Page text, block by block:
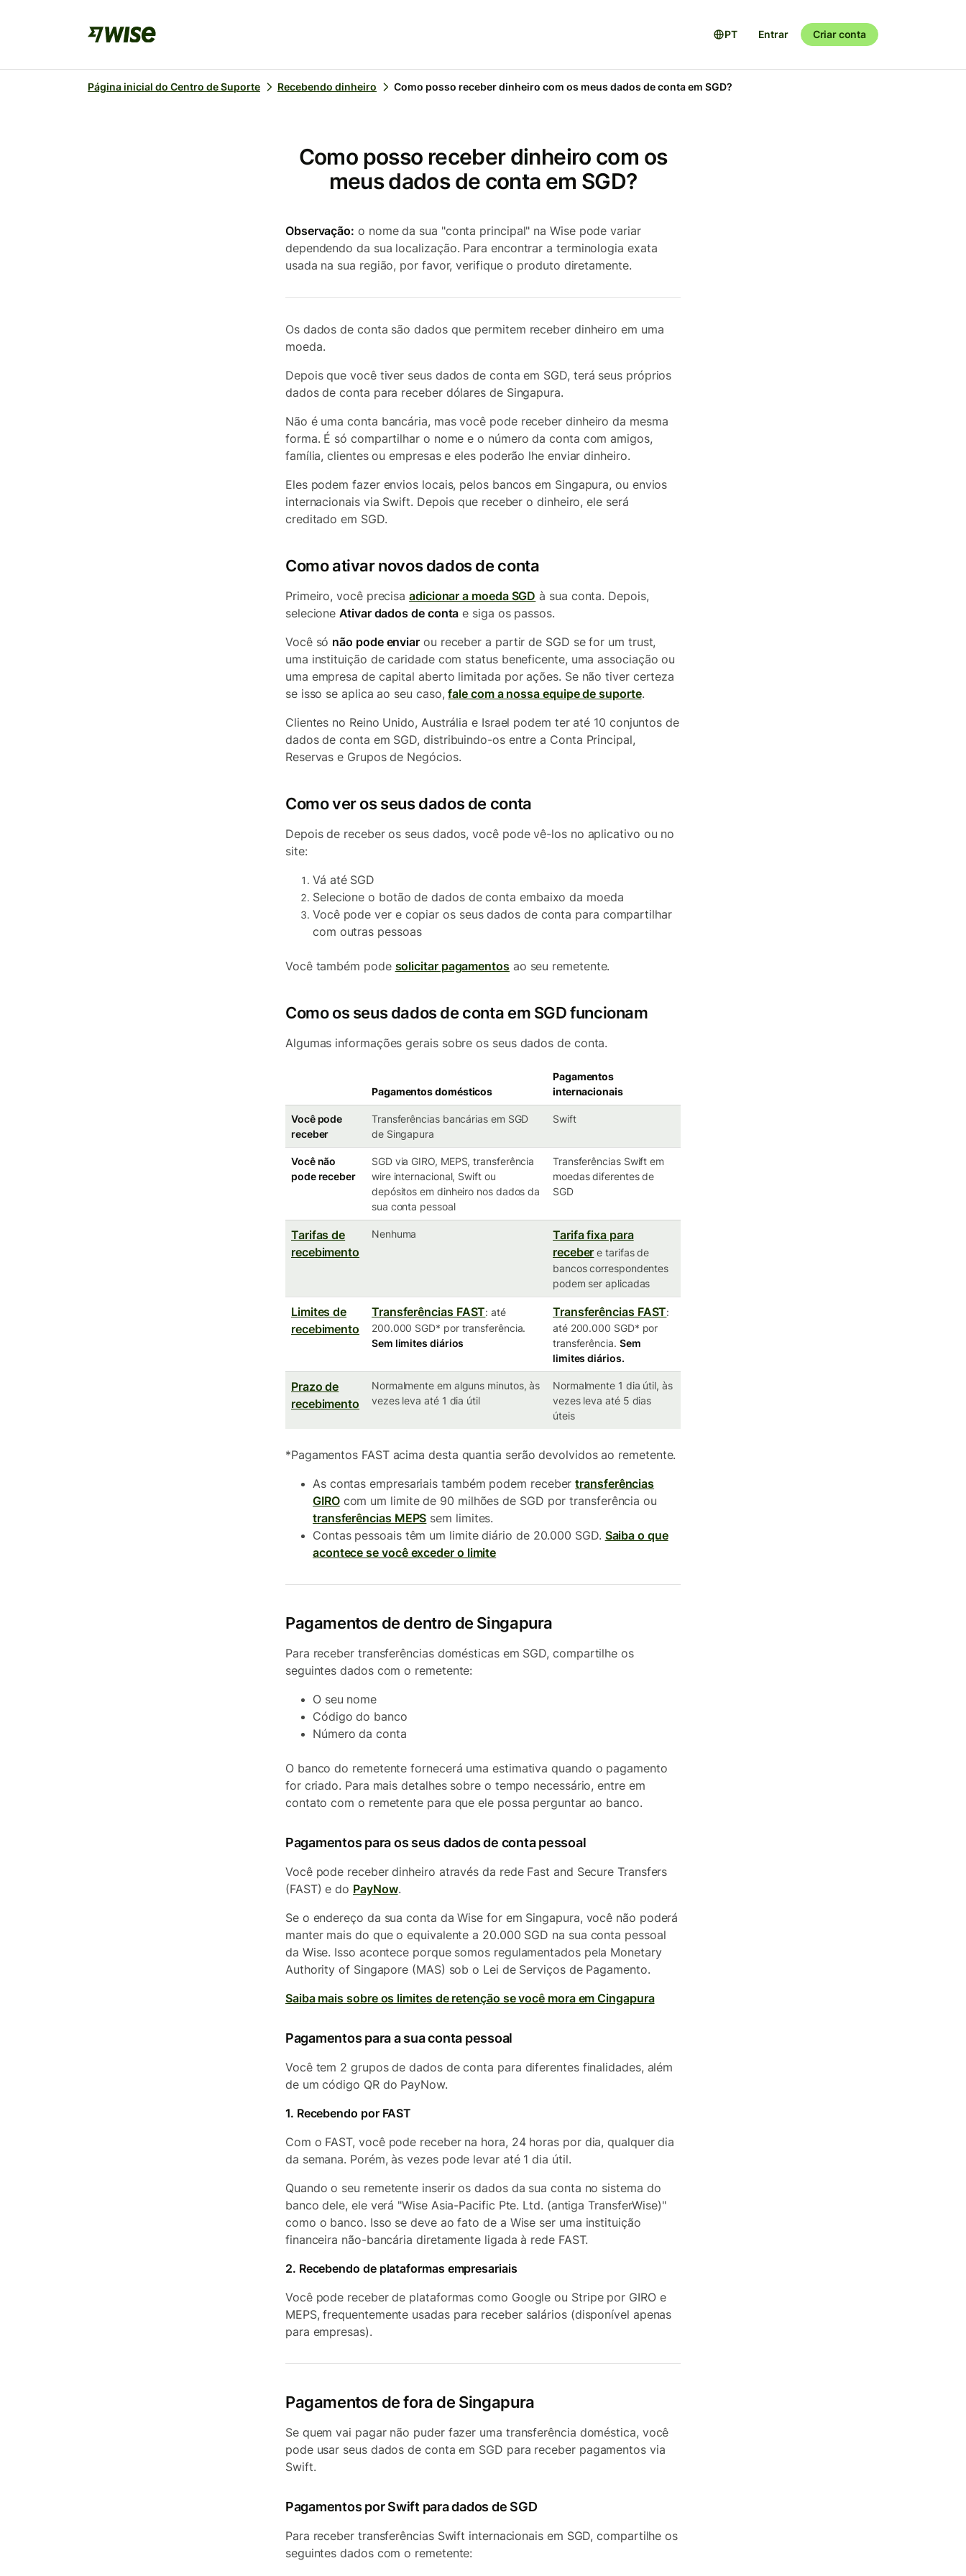
PT Entrar Criar conta
Página inicial do Centro de Suporte Recebendo dinheiro Como posso receber dinheiro com os meus dados de conta em SGD?
Como posso receber dinheiro com os
meus dados de conta em SGD?
Observação: o nome da sua "conta principal" na Wise pode variar
dependendo da sua localização. Para encontrar a terminologia exata
usada na sua região, por favor, verifique o produto diretamente.
Os dados de conta são dados que permitem receber dinheiro em uma
moeda.
Depois que você tiver seus dados de conta em SGD, terá seus próprios
dados de conta para receber dólares de Singapura.
Não é uma conta bancária, mas você pode receber dinheiro da mesma
forma. É só compartilhar o nome e o número da conta com amigos,
família, clientes ou empresas e eles poderão lhe enviar dinheiro.
Eles podem fazer envios locais, pelos bancos em Singapura, ou envios
internacionais via Swift. Depois que receber o dinheiro, ele será
creditado em SGD.
Como ativar novos dados de conta
Primeiro, você precisaadicionar a moeda SGD à sua conta. Depois,
selecioneAtivar dados de conta e siga os passos.
Você só não pode enviar ou receber a partir de SGD se for um trust,
uma instituição de caridade com status beneficente, uma associação ou
uma empresa de capital aberto limitada por ações. Se não tiver certeza
se isso se aplica ao seu caso,fale com a nossa equipe de suporte.
Clientes no Reino Unido, Austrália e Israel podem ter até 10 conjuntos de
dados de conta em SGD, distribuindo-os entre a Conta Principal,
Reservas e Grupos de Negócios.
Como ver os seus dados de conta
Depois de receber os seus dados, você pode vê-los no aplicativo ou no
site:
Vá até SGD
Selecione o botão de dados de conta embaixo da moeda
Você pode ver e copiar os seus dados de conta para compartilhar
com outras pessoas
Você também pode solicitar pagamentosao seu remetente.
Como os seus dados de conta em SGD funcionam
Algumas informações gerais sobre os seus dados de conta.
Pagamentos domésticos
Pagamentos
internacionais
Você pode
receber
Transferências bancárias em SGD
de Singapura
Swift
Você não
pode receber
SGD via GIRO, MEPS, transferência
wire internacional, Swift ou
depósitos em dinheiro nos dados da
sua conta pessoal
Transferências Swift em
moedas diferentes de
SGD
Tarifas de
recebimento
Nenhuma
Tarifa fixa para
receber e tarifas de
bancos correspondentes
podem ser aplicadas
Limites de
recebimento
Transferências FAST: até
200.000 SGD* por transferência.
Sem limites diários
Transferências FAST:
até 200.000 SGD* por
transferência. Sem
limites diários.
Prazo de
recebimento
Normalmente em alguns minutos, às
vezes leva até 1 dia útil
Normalmente 1 dia útil, às
vezes leva até 5 dias
úteis
*Pagamentos FAST acima desta quantia serão devolvidos ao remetente.
As contas empresariais também podem recebertransferências
GIROcom um limite de 90 milhões de SGD por transferência ou
transferências MEPS sem limites.
Contas pessoais têm um limite diário de 20.000 SGD. Saiba o que
acontece se você exceder o limite
Pagamentos de dentro de Singapura
Para receber transferências domésticas em SGD, compartilhe os
seguintes dados com o remetente:
O seu nome
Código do banco
Número da conta
O banco do remetente fornecerá uma estimativa quando o pagamento
for criado. Para mais detalhes sobre o tempo necessário, entre em
contato com o remetente para que ele possa perguntar ao banco.
Pagamentos para os seus dados de conta pessoal
Você pode receber dinheiro através da rede Fast and Secure Transfers
(FAST) e do PayNow.
Se o endereço da sua conta da Wise for em Singapura, você não poderá
manter mais do que o equivalente a 20.000 SGD na sua conta pessoal
da Wise. Isso acontece porque somos regulamentados pela Monetary
Authority of Singapore (MAS) sob o Lei de Serviços de Pagamento.
Saiba mais sobre os limites de retenção se você mora em Cingapura
Pagamentos para a sua conta pessoal
Você tem 2 grupos de dados de conta para diferentes finalidades, além
de um código QR do PayNow.
1. Recebendo por FAST
Com o FAST, você pode receber na hora, 24 horas por dia, qualquer dia
da semana. Porém, às vezes pode levar até 1 dia útil.
Quando o seu remetente inserir os dados da sua conta no sistema do
banco dele, ele verá "Wise Asia-Pacific Pte. Ltd. (antiga TransferWise)"
como o banco. Isso se deve ao fato de a Wise ser uma instituição
financeira não-bancária diretamente ligada à rede FAST.
2. Recebendo de plataformas empresariais
Você pode receber de plataformas como Google ou Stripe por GIRO e
MEPS, frequentemente usadas para receber salários (disponível apenas
para empresas).
Pagamentos de fora de Singapura
Se quem vai pagar não puder fazer uma transferência doméstica, você
pode usar seus dados de conta em SGD para receber pagamentos via
Swift.
Pagamentos por Swift para dados de SGD
Para receber transferências Swift internacionais em SGD, compartilhe os
seguintes dados com o remetente: